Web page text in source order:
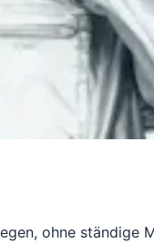
ohne ständige